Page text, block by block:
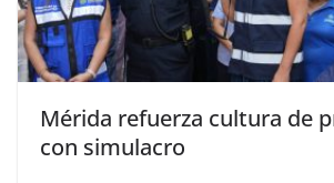
Mérida refuerza cultura de
con simulacro